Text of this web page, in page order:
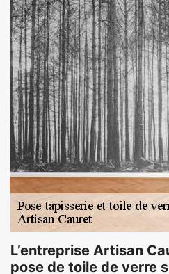
L’entreprise Artisan
pose de toile de verre